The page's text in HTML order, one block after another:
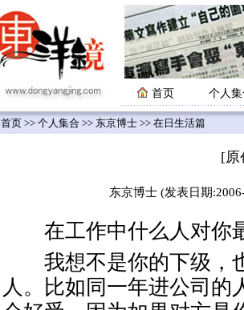
首页 个人
首页 >> 个人集合 >> 东京博士 >> 在日生活篇
[原
东京博士 (发表日期
在工作中什么人对你
我想不是你的下级，
人。比如同一年进公司的